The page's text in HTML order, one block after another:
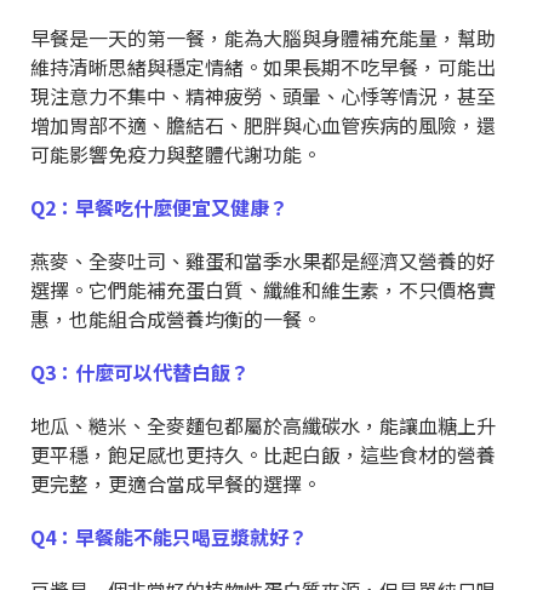
早餐是一天的第一餐，能為大腦與身體補充能量，幫助
維持清晰思緒與穩定情緒。如果長期不吃早餐，可能出
現注意力不集中、精神疲勞、頭暈、心悸等情況，甚至
增加胃部不適、膽結石、肥胖與心血管疾病的風險，還
可能影響免疫力與整體代謝功能。
Q2：早餐吃什麼便宜又健康？
燕麥、全麥吐司、雞蛋和當季水果都是經濟又營養的好
選擇。它們能補充蛋白質、纖維和維生素，不只價格實
惠，也能組合成營養均衡的一餐。
Q3：什麼可以代替白飯？
地瓜、糙米、全麥麵包都屬於高纖碳水，能讓血糖上升
更平穩，飽足感也更持久。比起白飯，這些食材的營養
更完整，更適合當成早餐的選擇。
Q4：早餐能不能只喝豆漿就好？